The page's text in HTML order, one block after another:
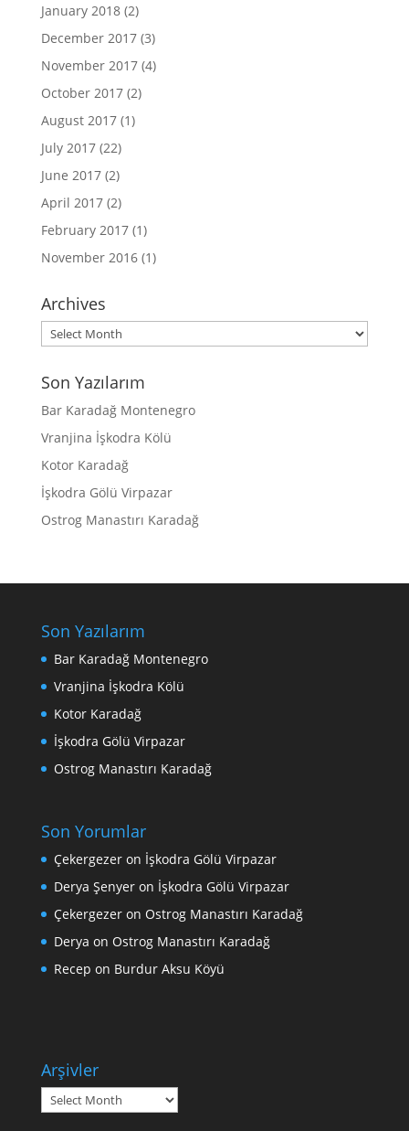
January 2018(2)
December 2017(3)
November 2017(4)
October 2017(2)
August 2017(1)
July 2017(22)
June 2017(2)
April 2017(2)
February 2017(1)
November 2016(1)
Archives
Archives
Son Yazılarım
Bar Karadağ Montenegro
Vranjina İşkodra Kölü
Kotor Karadağ
İşkodra Gölü Virpazar
Ostrog Manastırı Karadağ
Son Yazılarım
Bar Karadağ Montenegro
Vranjina İşkodra Kölü
Kotor Karadağ
İşkodra Gölü Virpazar
Ostrog Manastırı Karadağ
Son Yorumlar
Çekergezeron İşkodra Gölü Virpazar
Derya Şenyeron İşkodra Gölü Virpazar
Çekergezeron Ostrog Manastırı Karadağ
Derya on Ostrog Manastırı Karadağ
Recep on Burdur Aksu Köyü
Arşivler
Arşivler